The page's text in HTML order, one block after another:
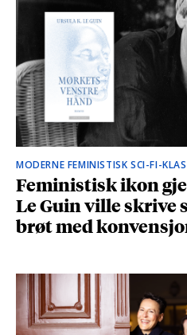
MODERNE FEMINISTISK SCI-FI-
Feministisk ikon
Le Guin ville skrive
brøt med